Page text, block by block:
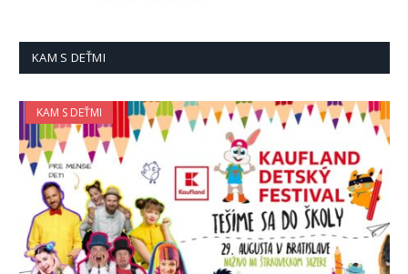
KAM S DEŤMI
KAM S DEŤMI